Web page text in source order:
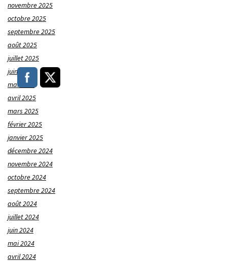
novembre 2025
octobre 2025
septembre 2025
août 2025
juillet 2025
juin 2025
mai 2025
avril 2025
mars 2025
février 2025
janvier 2025
décembre 2024
novembre 2024
octobre 2024
septembre 2024
août 2024
juillet 2024
juin 2024
mai 2024
avril 2024